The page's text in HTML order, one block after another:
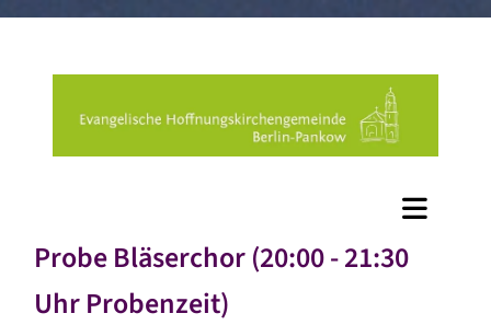
Probe Bläserchor (20:00 - 21:30
Uhr Probenzeit)